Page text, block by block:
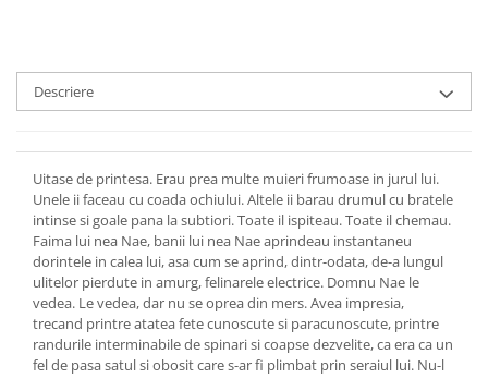
Descriere
Uitase de printesa. Erau prea multe muieri frumoase in jurul lui.
Unele ii faceau cu coada ochiului. Altele ii barau drumul cu bratele
intinse si goale pana la subtiori. Toate il ispiteau. Toate il chemau.
Faima lui nea Nae, banii lui nea Nae aprindeau instantaneu
dorintele in calea lui, asa cum se aprind, dintr-odata, de-a lungul
ulitelor pierdute in amurg, felinarele electrice. Domnu Nae le
vedea. Le vedea, dar nu se oprea din mers. Avea impresia,
trecand printre atatea fete cunoscute si paracunoscute, printre
randurile interminabile de spinari si coapse dezvelite, ca era ca un
fel de pasa satul si obosit care s-ar fi plimbat prin seraiul lui. Nu-l